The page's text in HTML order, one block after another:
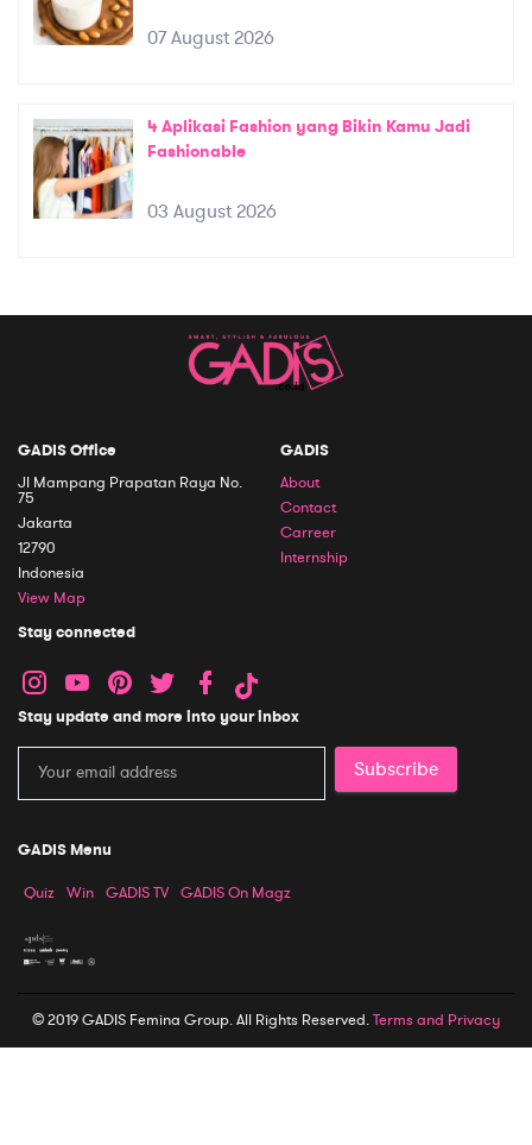
07 August 2026
4 Aplikasi Fashion yang Bikin Kamu Jadi
Fashionable
03 August 2026
GADIS Office
Jl Mampang Prapatan Raya No.
75
Jakarta
12790
Indonesia
View Map
GADIS
About
Contact
Carreer
Internship
Stay connected
Stay update and more into your inbox
Subscribe
GADIS Menu
Quiz Win GADIS TV GADIS On Magz
© 2019 GADIS Femina Group. All Rights Reserved.Terms and Privacy